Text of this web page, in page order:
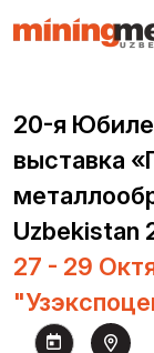
20-я
выставка
Uzbekistan
27 - 29